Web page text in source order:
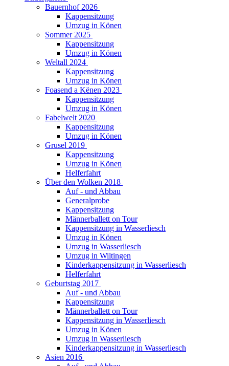
Bauernhof 2026
Kappensitzung
Umzug in Könen
Sommer 2025
Kappensitzung
Umzug in Könen
Weltall 2024
Kappensitzung
Umzug in Könen
Foasend a Kënen 2023
Kappensitzung
Umzug in Könen
Fabelwelt 2020
Kappensitzung
Umzug in Könen
Grusel 2019
Kappensitzung
Umzug in Könen
Helferfahrt
Über den Wolken 2018
Auf - und Abbau
Generalprobe
Kappensitzung
Männerballett on Tour
Kappensitzung in Wasserliesch
Umzug in Könen
Umzug in Wasserliesch
Umzug in Wiltingen
Kinderkappensitzung in Wasserliesch
Helferfahrt
Geburtstag 2017
Auf - und Abbau
Kappensitzung
Männerballett on Tour
Kappensitzung in Wasserliesch
Umzug in Könen
Umzug in Wasserliesch
Kinderkappensitzung in Wasserliesch
Asien 2016